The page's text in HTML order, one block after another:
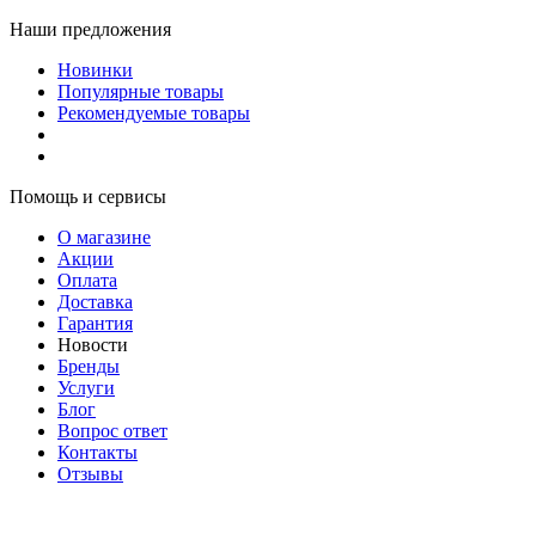
Наши предложения
Новинки
Популярные товары
Рекомендуемые товары
Помощь и сервисы
О магазине
Акции
Оплата
Доставка
Гарантия
Новости
Бренды
Услуги
Блог
Вопрос ответ
Контакты
Отзывы